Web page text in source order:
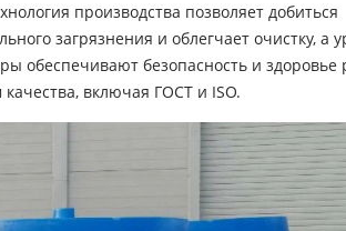
производства позволяет добиться
загрязнения и облегчает очистку, а
обеспечивают безопасность и здоровье
включая ГОСТ и ISO.